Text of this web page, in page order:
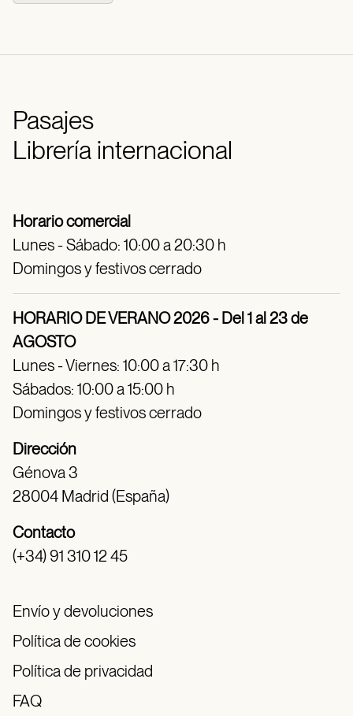
Pasajes
Librería internacional
Horario comercial
Lunes - Sábado: 10:00 a 20:30 h
Domingos y festivos cerrado
HORARIO DE VERANO 2026 - Del 1 al 23 de
AGOSTO
Lunes - Viernes: 10:00 a 17:30 h
Sábados: 10:00 a 15:00 h
Domingos y festivos cerrado
Dirección
Génova 3
28004 Madrid (España)
Contacto
(+34) 91 310 12 45
Envío y devoluciones
Política de cookies
Política de privacidad
FAQ